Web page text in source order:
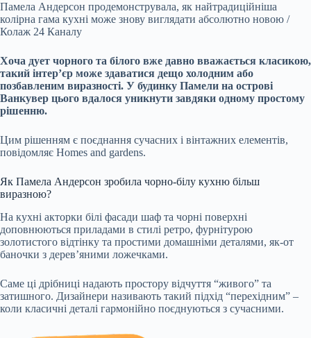
Памела Андерсон продемонструвала, як найтрадиційніша
колірна гама кухні може знову виглядати абсолютно новою /
Колаж 24 Каналу
Хоча дует чорного та білого вже давно вважається класикою,
такий інтер’єр може здаватися дещо холодним або
позбавленим виразності. У будинку Памели на острові
Ванкувер цього вдалося уникнути завдяки одному простому
рішенню.
Цим рішенням є поєднання сучасних і вінтажних елементів,
повідомляє Homes and gardens.
Як Памела Андерсон зробила чорно-білу кухню більш
виразною?
На кухні акторки білі фасади шаф та чорні поверхні
доповнюються приладами в стилі ретро, фурнітурою
золотистого відтінку та простими домашніми деталями, як-от
баночки з дерев’яними ложечками.
Саме ці дрібниці надають простору відчуття “живого” та
затишного. Дизайнери називають такий підхід “перехідним” –
коли класичні деталі гармонійно поєднуються з сучасними.